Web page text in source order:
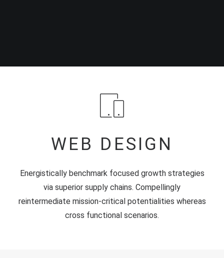
WEB DESIGN
Energistically benchmark focused growth strategies
via superior supply chains. Compellingly
reintermediate mission-critical potentialities whereas
cross functional scenarios.